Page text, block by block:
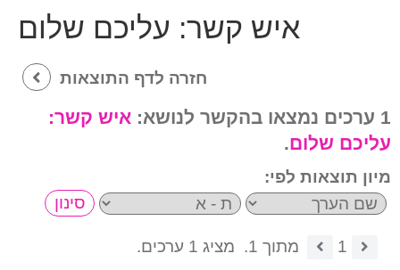
איש קשר: עליכם שלום
חזרה לדף התוצאות
1 ערכים נמצאו בהקשר לנושא:
איש קשר:
עליכם שלום.
מיון תוצאות לפי:
1 מתוך 1.
מציג 1 ערכים.